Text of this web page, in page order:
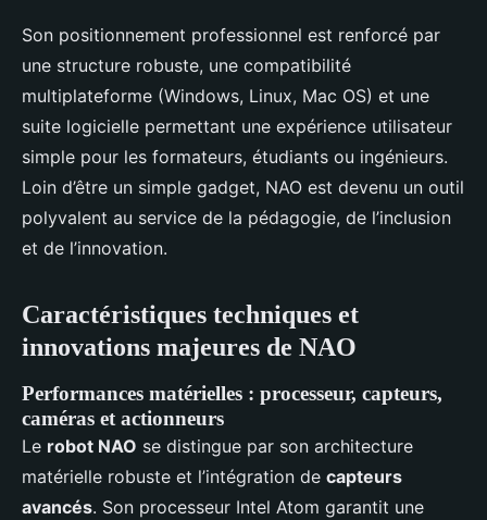
Son positionnement professionnel est renforcé par
une structure robuste, une compatibilité
multiplateforme (Windows, Linux, Mac OS) et une
suite logicielle permettant une expérience utilisateur
simple pour les formateurs, étudiants ou ingénieurs.
Loin d’être un simple gadget, NAO est devenu un outil
polyvalent au service de la pédagogie, de l’inclusion
et de l’innovation.
Caractéristiques techniques et
innovations majeures de NAO
Performances matérielles : processeur, capteurs,
caméras et actionneurs
Le robot NAO se distingue par son architecture
matérielle robuste et l’intégration de capteurs
avancés. Son processeur Intel Atom garantit une